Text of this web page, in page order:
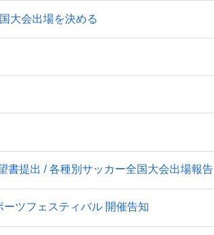
大会出場を決める
書提出 / 各種別サッカー全国大会出場報告
ツフェスティバル 開催告知